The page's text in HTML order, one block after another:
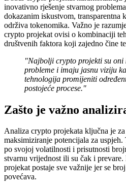
inovativno rješenje stvarnog
dokazanim iskustvom, transparentna
održiva tokenomika. Važno je
crypto projekat ovisi o kombinaciji
društvenih faktora koji zajedno čine
"Najbolji crypto projekti su oni
probleme i imaju jasnu viziju
tehnologija promijeniti
postojeće procese."
Zašto je važno
Analiza crypto projekata ključna je
maksimiziranje potencijala za
po svojoj volatilnosti i prisutnosti
stvarnu vrijednost ili su čak i
projekat postaje sve važnije jer se
povećava.